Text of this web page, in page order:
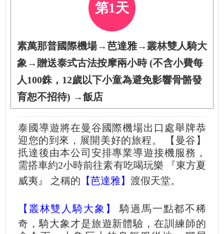
第1天
素萬那普國際機場→芭達雅→叢林雙人騎大
象→贈送泰式古法按摩兩小時 (不含小費每
人100銖，12歲以下小童為避免影響骨骼發
育恕不招待) →飯店
泰國導遊將在曼谷國際機場出口處舉牌恭
迎您的到來，展開美好的旅程。 【曼谷】
扺達後由本公司安排專業導遊接機服務，
需搭車約2小時前往素有吃喝玩樂 『東方夏
威夷』 之稱的 【芭達雅】 渡假天堂。
【叢林雙人騎大象】
騎過馬一點都不稀
奇，騎大象才是旅遊新體驗，在訓練師的